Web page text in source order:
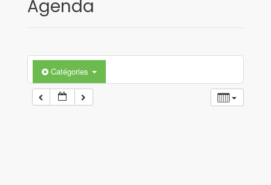
Agenda
Catégories